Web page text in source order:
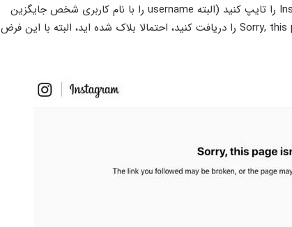
در کامپیوتر، اگر پیوند Instagram.com/username را تایپ کنید (البته username را با نام کاربری شخص جایگزین
کنید) و صفحه ای با عنوان Sorry, this page isn’t available را دریافت کنید، احتمالا بلاک شده اید، البته با این فرض